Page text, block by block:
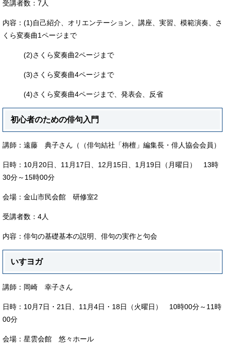
受講者数：7人
内容：(1)自己紹介、オリエンテーション、講座、実習、模範演奏、さ
くら変奏曲1ページまで
(2)さくら変奏曲2ページまで
(3)さくら変奏曲4ページまで
(4)さくら変奏曲4ページまで、発表会、反省
初心者のための俳句入門
講師：遠藤 典子さん（（俳句結社「栴檀」編集長・俳人協会会員）
日時：10月20日、11月17日、12月15日、1月19日（月曜日） 13時
30分～15時00分
会場：金山市民会館 研修室2
受講者数：4人
内容：俳句の基礎基本の説明、俳句の実作と句会
いすヨガ
講師：岡崎 幸子さん
日時：10月7日・21日、11月4日・18日（火曜日） 10時00分～11時
00分
会場：星雲会館 悠々ホール